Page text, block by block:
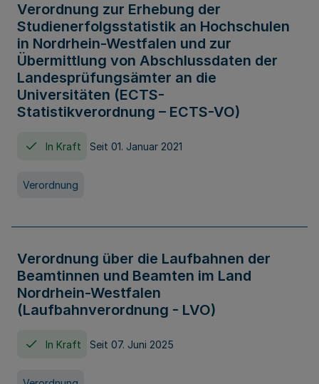
Verordnung zur Erhebung der
Studienerfolgsstatistik an Hochschulen
in Nordrhein-Westfalen und zur
Übermittlung von Abschlussdaten der
Landesprüfungsämter an die
Universitäten (ECTS-
Statistikverordnung – ECTS-VO)
In Kraft Seit 01. Januar 2021
Verordnung
Verordnung über die Laufbahnen der
Beamtinnen und Beamten im Land
Nordrhein-Westfalen
(Laufbahnverordnung - LVO)
In Kraft Seit 07. Juni 2025